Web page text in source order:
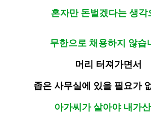
혼자만 돈벌겠다는 생각
무한으로 채용하지 않습
머리 터져가면서
좁은 사무실에 있을 필요가
아가씨가 살아야 내가